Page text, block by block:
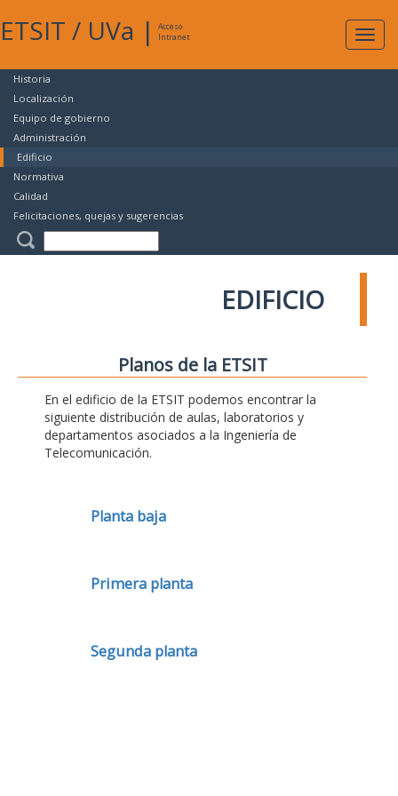
ETSIT / UVa |
Acceso
Intranet
Historia
Localización
Equipo de gobierno
Administración
Edificio
Normativa
Calidad
Felicitaciones, quejas y sugerencias
EDIFICIO
Planos de la ETSIT
En el edificio de la ETSIT podemos encontrar la
siguiente distribución de aulas, laboratorios y
departamentos asociados a la Ingeniería de
Telecomunicación.
Planta baja
Primera planta
Segunda planta